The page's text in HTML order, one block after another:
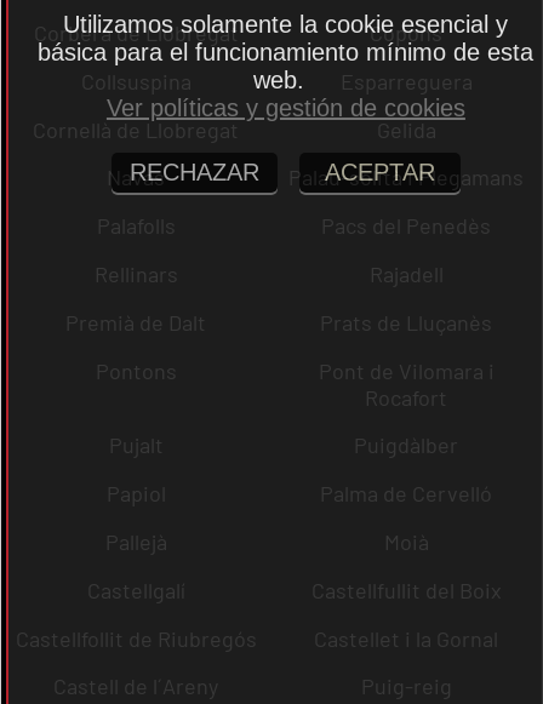
Corbera de Llobregat
Copons
Collsuspina
Esparreguera
Cornellà de Llobregat
Gelida
Navas
Palau-solità i Plegamans
Palafolls
Pacs del Penedès
Rellinars
Rajadell
Premià de Dalt
Prats de Lluçanès
Pontons
Pont de Vilomara i
Rocafort
Pujalt
Puigdàlber
Papiol
Palma de Cervelló
Pallejà
Moià
Castellgalí
Castellfullit del Boix
Castellfollit de Riubregós
Castellet i la Gornal
Castell de l´Areny
Puig-reig
Utilizamos solamente la cookie esencial y
básica para el funcionamiento mínimo de esta
web.
Ver políticas y gestión de cookies
RECHAZAR ACEPTAR